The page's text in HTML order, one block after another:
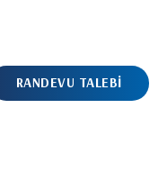
RANDEVU TALEBİ